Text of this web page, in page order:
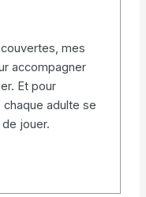
mes
accompagner
Et pour
adulte se
de jouer.